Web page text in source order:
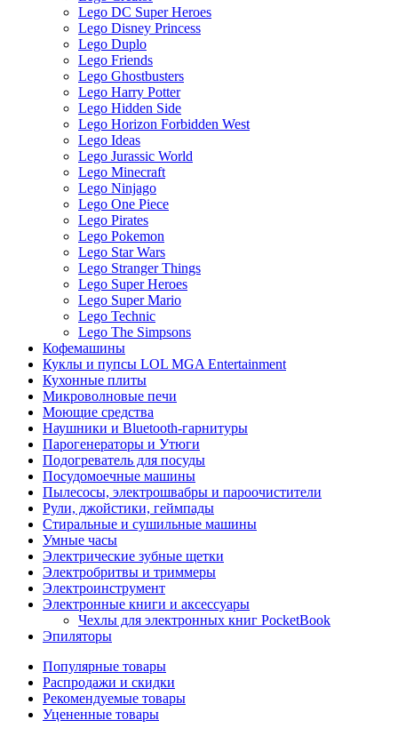
Lego DC Super Heroes
Lego Disney Princess
Lego Duplo
Lego Friends
Lego Ghostbusters
Lego Harry Potter
Lego Hidden Side
Lego Horizon Forbidden West
Lego Ideas
Lego Jurassic World
Lego Minecraft
Lego Ninjago
Lego One Piece
Lego Pirates
Lego Pokemon
Lego Star Wars
Lego Stranger Things
Lego Super Heroes
Lego Super Mario
Lego Technic
Lego The Simpsons
Кофемашины
Куклы и пупсы LOL MGA Entertainment
Кухонные плиты
Микроволновые печи
Моющие средства
Наушники и Bluetooth-гарнитуры
Парогенераторы и Утюги
Подогреватель для посуды
Посудомоечные машины
Пылесосы, электрошвабры и пароочистители
Рули, джойстики, геймпады
Стиральные и сушильные машины
Умные часы
Электрические зубные щетки
Электробритвы и триммеры
Электроинструмент
Электронные книги и аксессуары
Чехлы для электронных книг PocketBook
Эпиляторы
Популярные товары
Распродажи и скидки
Рекомендуемые товары
Уцененные товары